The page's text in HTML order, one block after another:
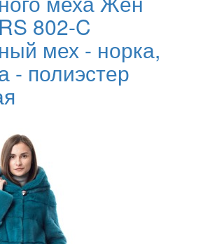
802-C
мех - норка,
- полиэстер